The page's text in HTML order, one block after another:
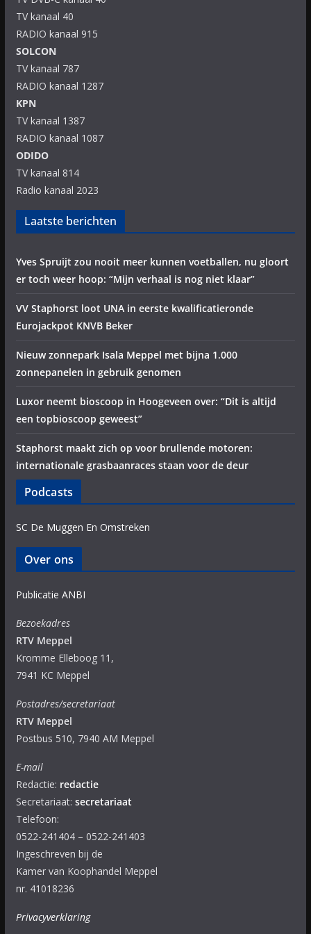
TV kanaal 40
RADIO kanaal 915
SOLCON
TV kanaal 787
RADIO kanaal 1287
KPN
TV kanaal 1387
RADIO kanaal 1087
ODIDO
TV kanaal 814
Radio kanaal 2023
Laatste berichten
Yves Spruijt zou nooit meer kunnen voetballen, nu gloort
er toch weer hoop: “Mijn verhaal is nog niet klaar”
VV Staphorst loot UNA in eerste kwalificatieronde
Eurojackpot KNVB Beker
Nieuw zonnepark Isala Meppel met bijna 1.000
zonnepanelen in gebruik genomen
Luxor neemt bioscoop in Hoogeveen over: “Dit is altijd
een topbioscoop geweest”
Staphorst maakt zich op voor brullende motoren:
internationale grasbaanraces staan voor de deur
Podcasts
SC De Muggen En Omstreken
Over ons
Publicatie ANBI
Bezoekadres
RTV Meppel
Kromme Elleboog 11,
7941 KC Meppel
Postadres/secretariaat
RTV Meppel
Postbus 510, 7940 AM Meppel
E-mail
Redactie: redactie
Secretariaat: secretariaat
Telefoon:
0522-241404 – 0522-241403
Ingeschreven bij de
Kamer van Koophandel Meppel
nr. 41018236
Privacyverklaring